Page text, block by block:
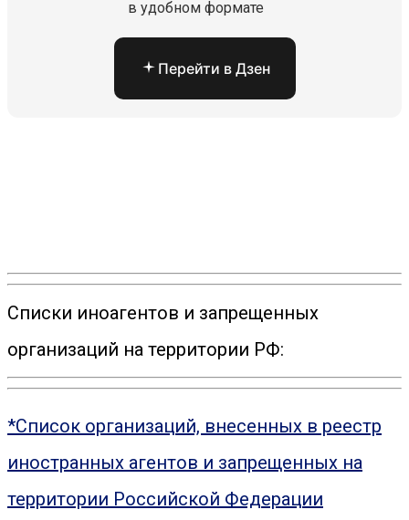
в удобном формате
Перейти в Дзен
Списки иноагентов и запрещенных
организаций на территории РФ:
*Список организаций, внесенных в реестр
иностранных агентов и запрещенных на
территории Российской Федерации